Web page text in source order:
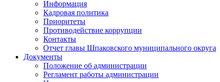
Информация
Кадровая политика
Приоритеты
Противодействие коррупции
Контакты
Отчет главы Шпаковского муниципального округа
Документы
Положение об администрации
Регламент работы администрации